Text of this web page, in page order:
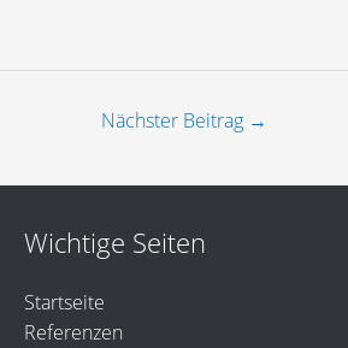
Nächster Beitrag →
Wichtige Seiten
Startseite
Referenzen